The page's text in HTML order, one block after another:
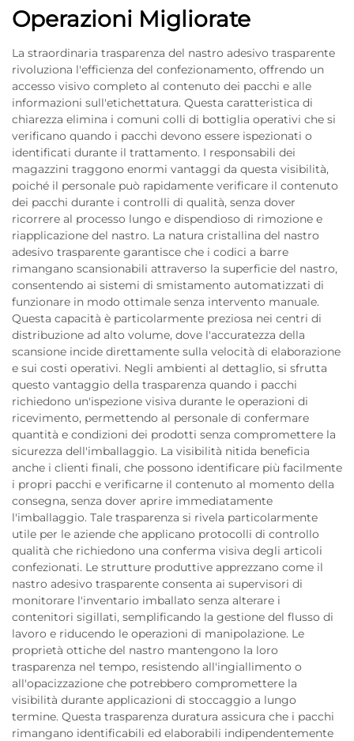
Operazioni Migliorate
La straordinaria trasparenza del nastro adesivo trasparente
rivoluziona l'efficienza del confezionamento, offrendo un
accesso visivo completo al contenuto dei pacchi e alle
informazioni sull'etichettatura. Questa caratteristica di
chiarezza elimina i comuni colli di bottiglia operativi che si
verificano quando i pacchi devono essere ispezionati o
identificati durante il trattamento. I responsabili dei
magazzini traggono enormi vantaggi da questa visibilità,
poiché il personale può rapidamente verificare il contenuto
dei pacchi durante i controlli di qualità, senza dover
ricorrere al processo lungo e dispendioso di rimozione e
riapplicazione del nastro. La natura cristallina del nastro
adesivo trasparente garantisce che i codici a barre
rimangano scansionabili attraverso la superficie del nastro,
consentendo ai sistemi di smistamento automatizzati di
funzionare in modo ottimale senza intervento manuale.
Questa capacità è particolarmente preziosa nei centri di
distribuzione ad alto volume, dove l'accuratezza della
scansione incide direttamente sulla velocità di elaborazione
e sui costi operativi. Negli ambienti al dettaglio, si sfrutta
questo vantaggio della trasparenza quando i pacchi
richiedono un'ispezione visiva durante le operazioni di
ricevimento, permettendo al personale di confermare
quantità e condizioni dei prodotti senza compromettere la
sicurezza dell'imballaggio. La visibilità nitida beneficia
anche i clienti finali, che possono identificare più facilmente
i propri pacchi e verificarne il contenuto al momento della
consegna, senza dover aprire immediatamente
l'imballaggio. Tale trasparenza si rivela particolarmente
utile per le aziende che applicano protocolli di controllo
qualità che richiedono una conferma visiva degli articoli
confezionati. Le strutture produttive apprezzano come il
nastro adesivo trasparente consenta ai supervisori di
monitorare l'inventario imballato senza alterare i
contenitori sigillati, semplificando la gestione del flusso di
lavoro e riducendo le operazioni di manipolazione. Le
proprietà ottiche del nastro mantengono la loro
trasparenza nel tempo, resistendo all'ingiallimento o
all'opacizzazione che potrebbero compromettere la
visibilità durante applicazioni di stoccaggio a lungo
termine. Questa trasparenza duratura assicura che i pacchi
rimangano identificabili ed elaborabili indipendentemente